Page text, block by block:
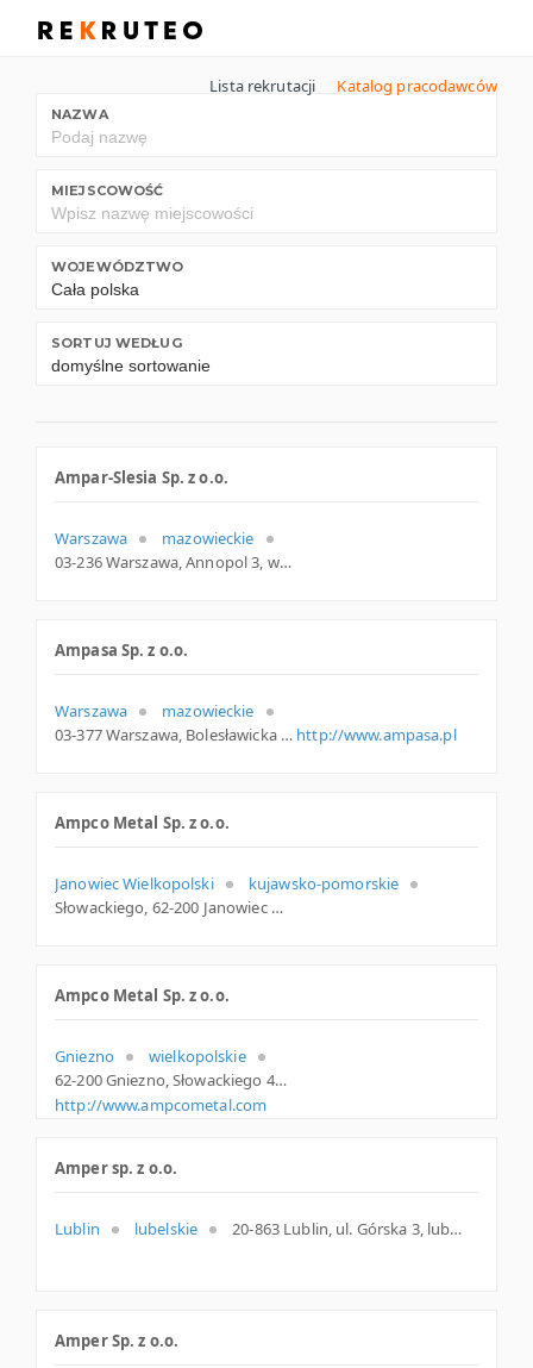
Lista rekrutacji Katalog pracodawców
NAZWA
MIEJSCOWOŚĆ
WOJEWÓDZTWO
SORTUJ WEDŁUG
Ampar-Slesia Sp. z o.o.
Warszawa
mazowieckie
03-236 Warszawa, Annopol 3, woj. Mazowieckie, pow. Warszawa, gm. Warszawa
Ampasa Sp. z o.o.
Warszawa
mazowieckie
03-377 Warszawa, Bolesławicka 38, woj. Mazowieckie, pow. Warszawa, gm. Warszawa http://www.ampasa.pl
Ampco Metal Sp. z o.o.
Janowiec Wielkopolski
kujawsko-pomorskie
Słowackiego, 62-200 Janowiec Wielkopolski
Ampco Metal Sp. z o.o.
Gniezno
wielkopolskie
62-200 Gniezno, Słowackiego 45/47, woj. Wielkopolskie, pow. Gnieźnieński, gm. Gniezno
http://www.ampcometal.com
Amper sp. z o.o.
Lublin lubelskie 20-863 Lublin, ul. Górska 3, lubelskie
Amper Sp. z o.o.